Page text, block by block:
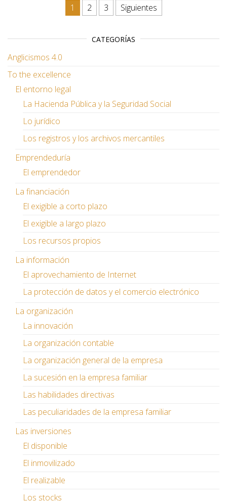
Paginación de entradas
1 2 3 Siguientes
CATEGORÍAS
Anglicismos 4.0
To the excellence
El entorno legal
La Hacienda Pública y la Seguridad Social
Lo jurídico
Los registros y los archivos mercantiles
Emprendeduría
El emprendedor
La financiación
El exigible a corto plazo
El exigible a largo plazo
Los recursos propios
La información
El aprovechamiento de Internet
La protección de datos y el comercio electrónico
La organización
La innovación
La organización contable
La organización general de la empresa
La sucesión en la empresa familiar
Las habilidades directivas
Las peculiaridades de la empresa familiar
Las inversiones
El disponible
El inmovilizado
El realizable
Los stocks